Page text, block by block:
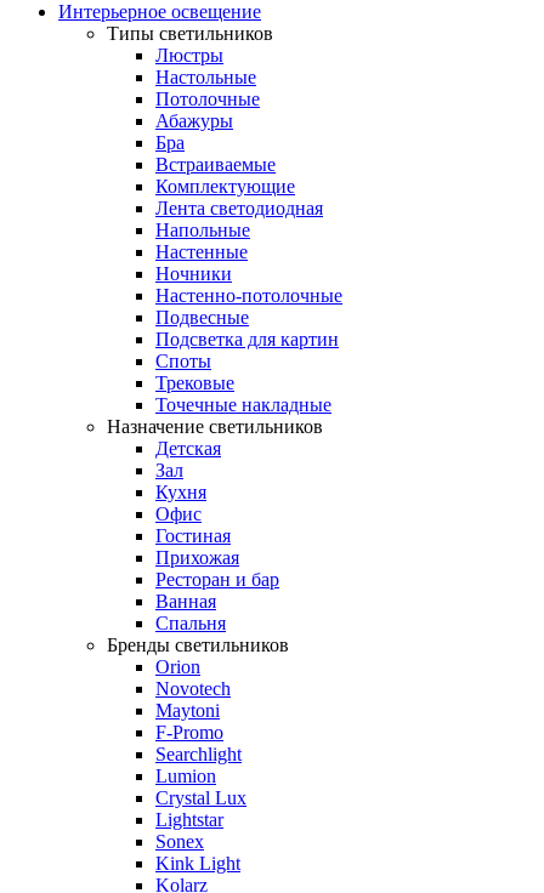
Интерьерное освещение
Типы светильников
Люстры
Настольные
Потолочные
Абажуры
Бра
Встраиваемые
Комплектующие
Лента светодиодная
Напольные
Настенные
Ночники
Настенно-потолочные
Подвесные
Подсветка для картин
Споты
Трековые
Точечные накладные
Назначение светильников
Детская
Зал
Кухня
Офис
Гостиная
Прихожая
Ресторан и бар
Ванная
Спальня
Бренды светильников
Orion
Novotech
Maytoni
F-Promo
Searchlight
Lumion
Crystal Lux
Lightstar
Sonex
Kink Light
Kolarz